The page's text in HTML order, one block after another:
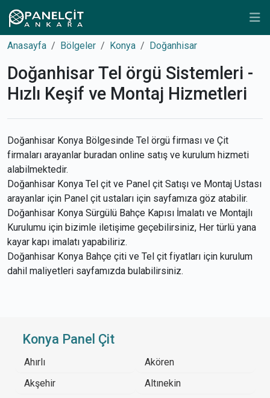
Anasayfa Bölgeler Konya Doğanhisar
Doğanhisar Tel örgü Sistemleri -
Hızlı Keşif ve Montaj Hizmetleri
Doğanhisar Konya Bölgesinde Tel örgü firması ve Çit
firmaları arayanlar buradan online satış ve kurulum hizmeti
alabilmektedir.
Doğanhisar Konya Tel çit ve Panel çit Satışı ve Montaj Ustası
arayanlar için Panel çit ustaları için sayfamıza göz atabilir.
Doğanhisar Konya Sürgülü Bahçe Kapısı İmalatı ve Montajlı
Kurulumu için bizimle iletişime geçebilirsiniz, Her türlü yana
kayar kapı imalatı yapabiliriz.
Doğanhisar Konya Bahçe çiti ve Tel çit fiyatları için kurulum
dahil maliyetleri sayfamızda bulabilirsiniz.
Konya Panel Çit
Ahırlı
Akören
Akşehir
Altınekin